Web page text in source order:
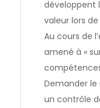
développent
valeur lors de
Au cours de
amené à «
Demander le
un contrôle